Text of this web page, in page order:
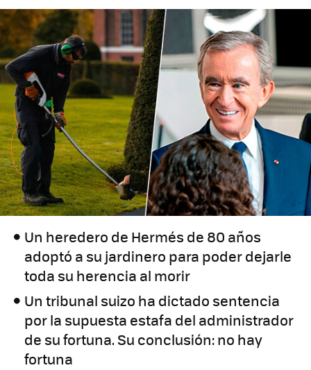
Un heredero de Hermés de 80 años
adoptó a su jardinero para poder dejarle
toda su herencia al morir
Un tribunal suizo ha dictado sentencia
por la supuesta estafa del administrador
de su fortuna. Su conclusión: no hay
fortuna